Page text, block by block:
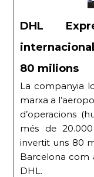
DHL
80 milions
La companyia
marxa a
d’operacions
més de
invertit uns 80
Barcelona com
DHL.